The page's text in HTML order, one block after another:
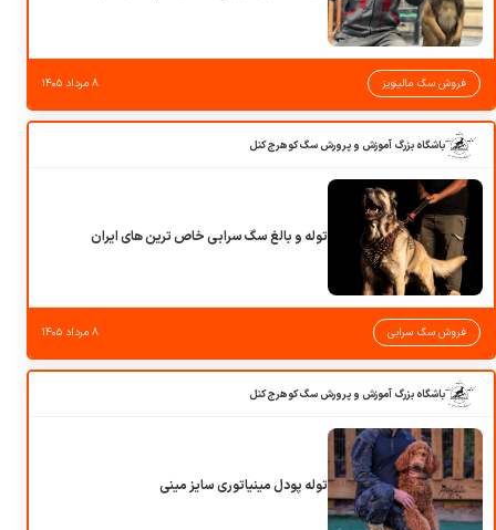
فروش سگ مالینویز ۸ مرداد ۱۴۰۵
باشگاه بزرگ آموزش و پرورش سگ کوهرج کنل
توله و بالغ سگ سرابی خاص ترین های ایران
فروش سگ سرابی ۸ مرداد ۱۴۰۵
باشگاه بزرگ آموزش و پرورش سگ کوهرج کنل
توله پودل مینیاتوری سایز مینی